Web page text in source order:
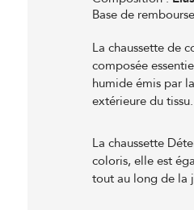
Base de
La chaussette de
composée
humide émis par
extérieure du tissu.
La chaussette
coloris, elle est
tout au long de la